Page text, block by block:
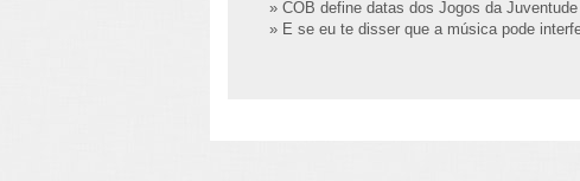
» COB define datas dos Jogos da
» E se eu te disser que a música pode